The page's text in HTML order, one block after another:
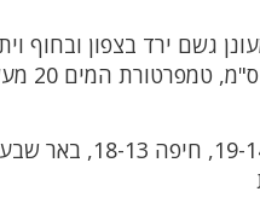
גשם ירד בצפון